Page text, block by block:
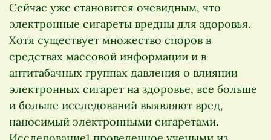
Сейчас уже становится очевидным, что
электронные сигареты вредны для здоровья.
Хотя существует множество споров в
средствах массовой информации и в
антитабачных группах давления о влиянии
электронных сигарет на здоровье, все больше
и больше исследований выявляют вред,
наносимый электронными сигаретами.